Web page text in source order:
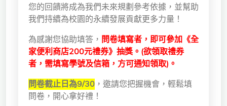
您的回饋將成為我們未來規劃參考依據，並幫助
我們持續為校園的永續發展貢獻更多力量！
為感謝您協助填答， 問卷填寫者，即可參加《全
家便利商店200元禮券》抽獎。(欲領取禮券
者，需填寫學號及信箱，方可通知領取)。
問卷截止日為9/30 ，邀請您把握機會，輕鬆填
問卷，開心拿好禮！